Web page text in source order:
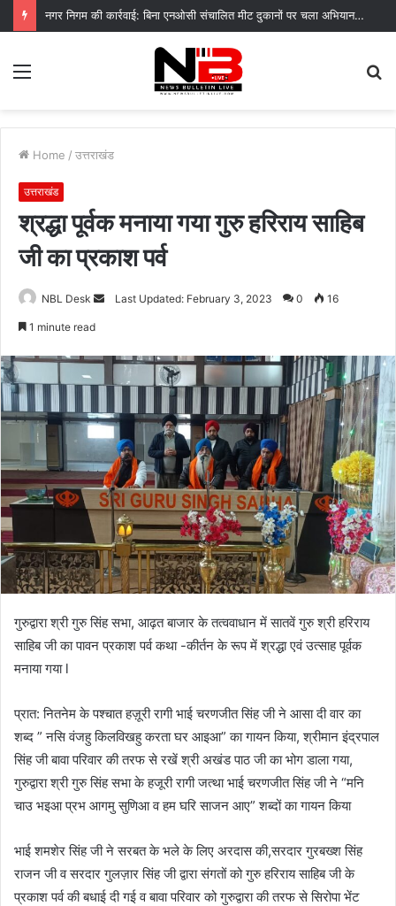
नगर निगम की कार्रवाई: बिना एनओसी संचालित मीट दुकानों पर चला अभियान, 45250 रुपये का चालान
Menu
Home / उत्तराखंड
उत्तराखंड
श्रद्धा पूर्वक मनाया गया गुरु हरिराय साहिब
जी का प्रकाश पर्व
NBL Desk
SendLast Updated: February 3, 2023 0 16
1 minute read
गुरुद्वारा श्री गुरु सिंह सभा, आढ़त बाजार के तत्ववाधान में सातवें गुरु श्री हरिराय
साहिब जी का पावन प्रकाश पर्व कथा -कीर्तन के रूप में श्रद्धा एवं उत्साह पूर्वक
मनाया गया l
प्रात: नितनेम के पश्चात हज़ूरी रागी भाई चरणजीत सिंह जी ने आसा दी वार का
शब्द ” नसि वंजहु किलविखहु करता घर आइआ” का गायन किया, श्रीमान इंद्रपाल
सिंह जी बावा परिवार की तरफ से रखें श्री अखंड पाठ जी का भोग डाला गया,
गुरुद्वारा श्री गुरु सिंह सभा के हजूरी रागी जत्था भाई चरणजीत सिंह जी ने “मनि
चाउ भइआ प्रभ आगमु सुणिआ व हम घरि साजन आए” शब्दों का गायन किया
भाई शमशेर सिंह जी ने सरबत के भले के लिए अरदास की,सरदार गुरबख्श सिंह
राजन जी व सरदार गुलज़ार सिंह जी द्वारा संगतों को गुरु हरिराय साहिब जी के
प्रकाश पर्व की बधाई दी गई व बावा परिवार को गुरुद्वारा की तरफ से सिरोपा भेंट